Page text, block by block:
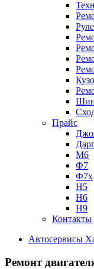
Прайс
М6
Ф7
Ф7х
Н5
Н6
Н9
Контакты
Автосервисы
Ремонт